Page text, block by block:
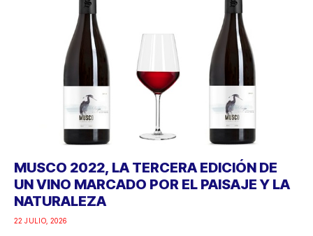
MUSCO 2022, LA TERCERA EDICIÓN DE
UN VINO MARCADO POR EL PAISAJE Y LA
NATURALEZA
22 JULIO, 2026